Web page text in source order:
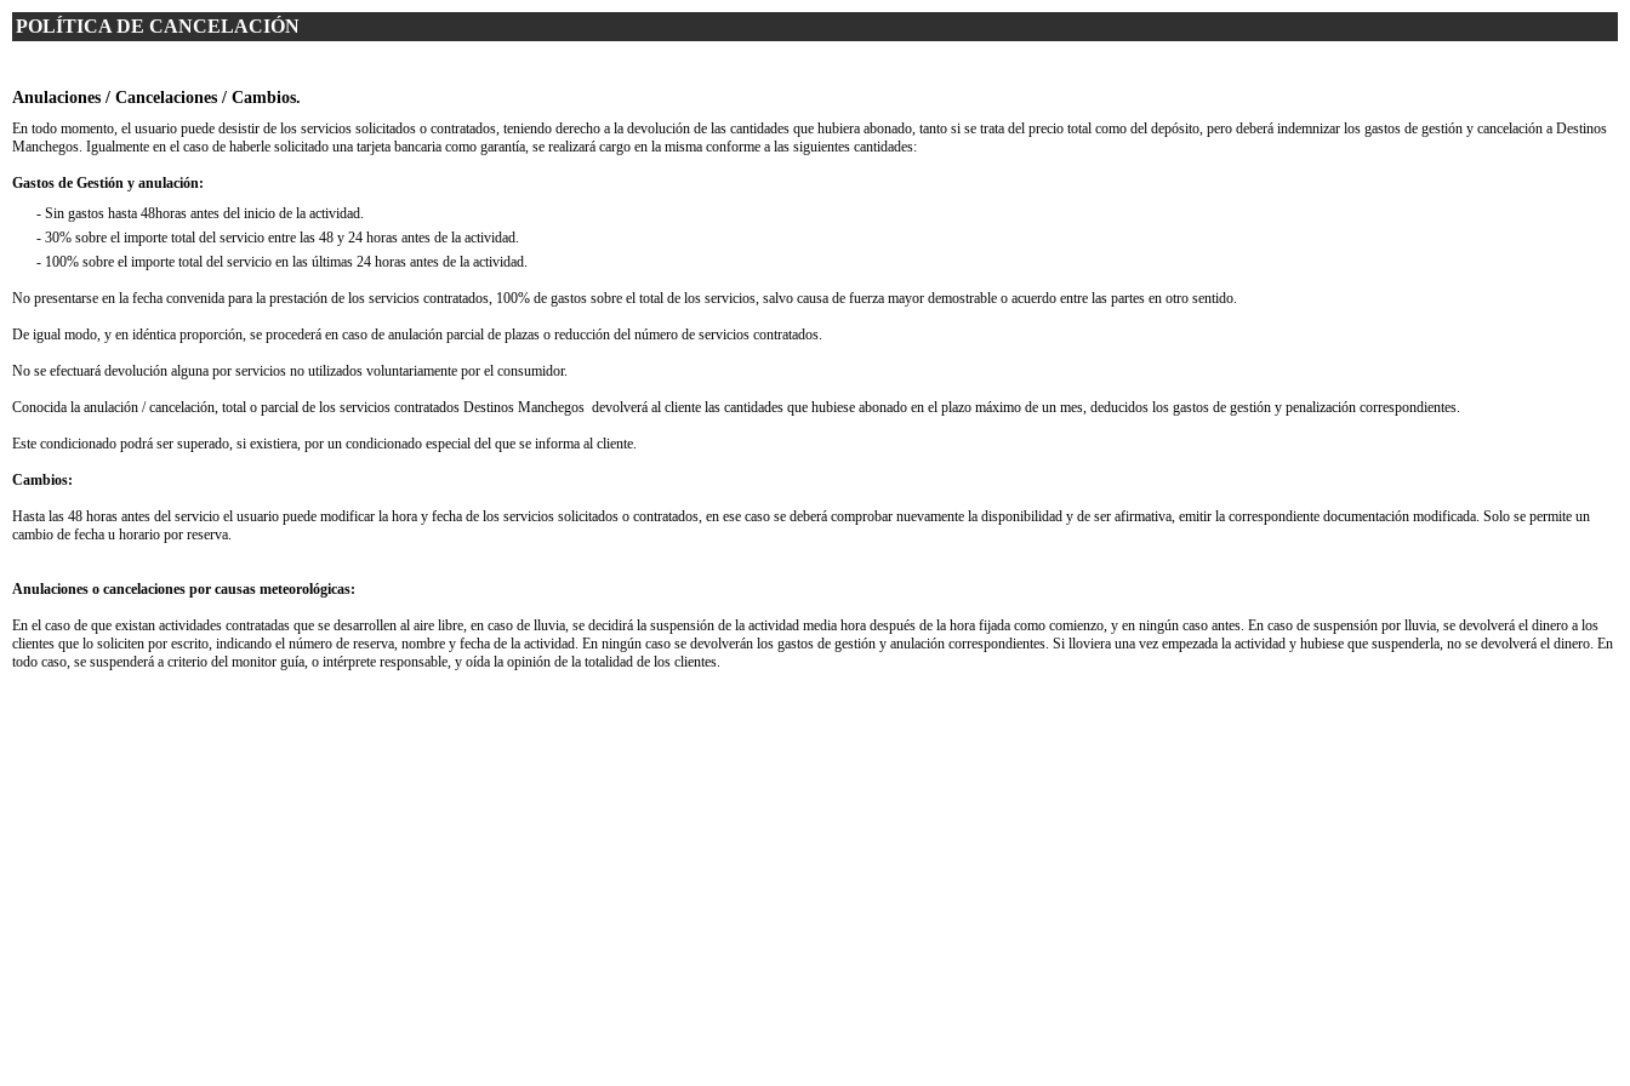
POLÍTICA DE CANCELACIÓN
Anulaciones / Cancelaciones / Cambios.
En todo momento, el usuario puede desistir de los servicios solicitados o contratados, teniendo derecho a la devolución de las cantidades que hubiera abonado, tanto si se trata del precio total como del depósito, pero deberá indemnizar los gastos de gestión y cancelación a Destinos
Manchegos. Igualmente en el caso de haberle solicitado una tarjeta bancaria como garantía, se realizará cargo en la misma conforme a las siguientes cantidades:
Gastos de Gestión y anulación:
- Sin gastos hasta 48horas antes del inicio de la actividad.
- 30% sobre el importe total del servicio entre las 48 y 24 horas antes de la actividad.
- 100% sobre el importe total del servicio en las últimas 24 horas antes de la actividad.
No presentarse en la fecha convenida para la prestación de los servicios contratados, 100% de gastos sobre el total de los servicios, salvo causa de fuerza mayor demostrable o acuerdo entre las partes en otro sentido.
De igual modo, y en idéntica proporción, se procederá en caso de anulación parcial de plazas o reducción del número de servicios contratados.
No se efectuará devolución alguna por servicios no utilizados voluntariamente por el consumidor.
Conocida la anulación / cancelación, total o parcial de los servicios contratados Destinos Manchegos devolverá al cliente las cantidades que hubiese abonado en el plazo máximo de un mes, deducidos los gastos de gestión y penalización correspondientes.
Este condicionado podrá ser superado, si existiera, por un condicionado especial del que se informa al cliente.
Cambios:
Hasta las 48 horas antes del servicio el usuario puede modificar la hora y fecha de los servicios solicitados o contratados, en ese caso se deberá comprobar nuevamente la disponibilidad y de ser afirmativa, emitir la correspondiente documentación modificada. Solo se permite un
cambio de fecha u horario por reserva.
Anulaciones o cancelaciones por causas meteorológicas:
En el caso de que existan actividades contratadas que se desarrollen al aire libre, en caso de lluvia, se decidirá la suspensión de la actividad media hora después de la hora fijada como comienzo, y en ningún caso antes. En caso de suspensión por lluvia, se devolverá el dinero a los
clientes que lo soliciten por escrito, indicando el número de reserva, nombre y fecha de la actividad. En ningún caso se devolverán los gastos de gestión y anulación correspondientes. Si lloviera una vez empezada la actividad y hubiese que suspenderla, no se devolverá el dinero. En
todo caso, se suspenderá a criterio del monitor guía, o intérprete responsable, y oída la opinión de la totalidad de los clientes.